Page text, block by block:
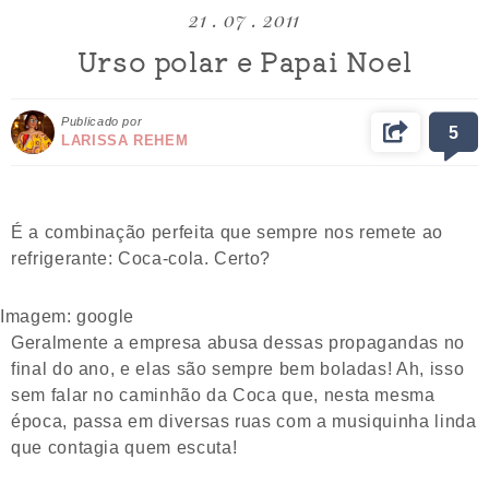
21 . 07 . 2011
Urso polar e Papai Noel
Publicado por
LARISSA REHEM 5
É a combinação perfeita que sempre nos remete ao
refrigerante: Coca-cola. Certo?
Imagem: google
Geralmente a empresa abusa dessas propagandas no
final do ano, e elas são sempre bem boladas! Ah, isso
sem falar no caminhão da Coca que, nesta mesma
época, passa em diversas ruas com a musiquinha linda
que contagia quem escuta!